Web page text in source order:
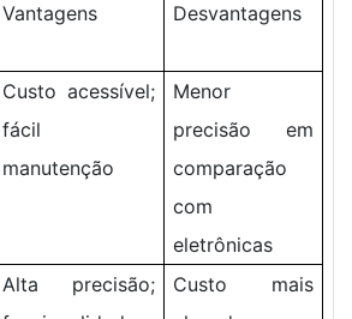
Vantagens Desvantagens
Custo acessível;
fácil
manutenção
Menor
precisão em
comparação
com
eletrônicas
Alta precisão;
Custo mais